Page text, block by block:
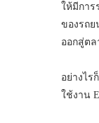
ให้มีการ
ของรถย
ออกสู่ตล
อย่างไร
ใช้งาน